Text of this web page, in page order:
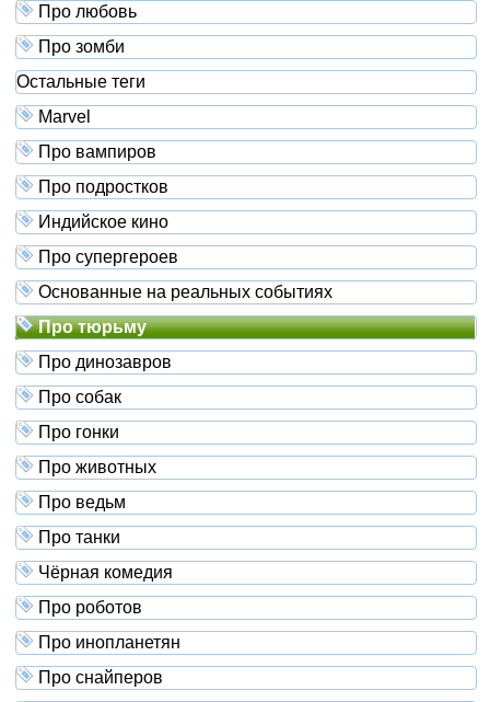
Про любовь
Про зомби
Остальные теги
Marvel
Про вампиров
Про подростков
Индийское кино
Про супергероев
Основанные на реальных событиях
Про тюрьму
Про динозавров
Про собак
Про гонки
Про животных
Про ведьм
Про танки
Чёрная комедия
Про роботов
Про инопланетян
Про снайперов